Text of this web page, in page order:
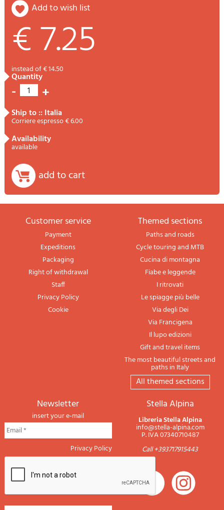
add to wish list
€ 7.25
instead of € 14.50
quantity
- 1 +
ship to :: Italia
Corriere espresso € 6.00
availability
available
add to cart
Customer service
Payment
Expeditions
Packaging
Right of withdrawal
Staff
Privacy Policy
Cookie
themed sections
Paths and roads
Cycle touring and MTB
Cucina di montagna
Fiabe e leggende
I ritrovati
Le spiagge più belle
Via degli Dei
Via Francigena
Il lupo edizioni
Gift and travel items
The most beautiful streets and
paths in Italy
All themed sections
newsletter
insert your e-mail
Privacy Policy
Stella Alpina
Libreria Stella Alpina
info@stella-alpina.com
P. IVA 07340710487
Call +393717915443